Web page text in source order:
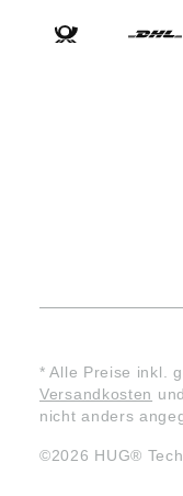
* Alle Preise inkl.
Versandkosten
nicht anders
©2026 HUG®